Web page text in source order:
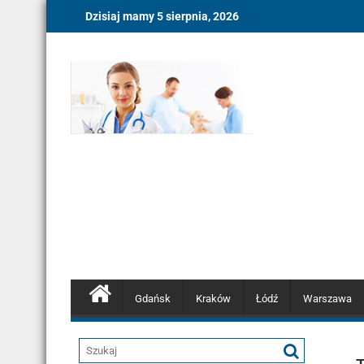
Dzisiaj mamy 5 sierpnia, 2026
Gdańsk Kraków Łódź Warszawa